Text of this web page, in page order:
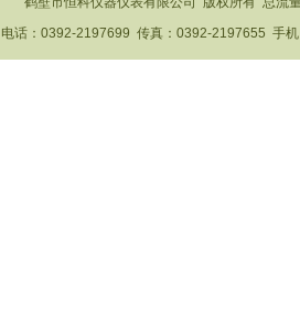
电话：0392-2197699 传真：0392-2197655 手